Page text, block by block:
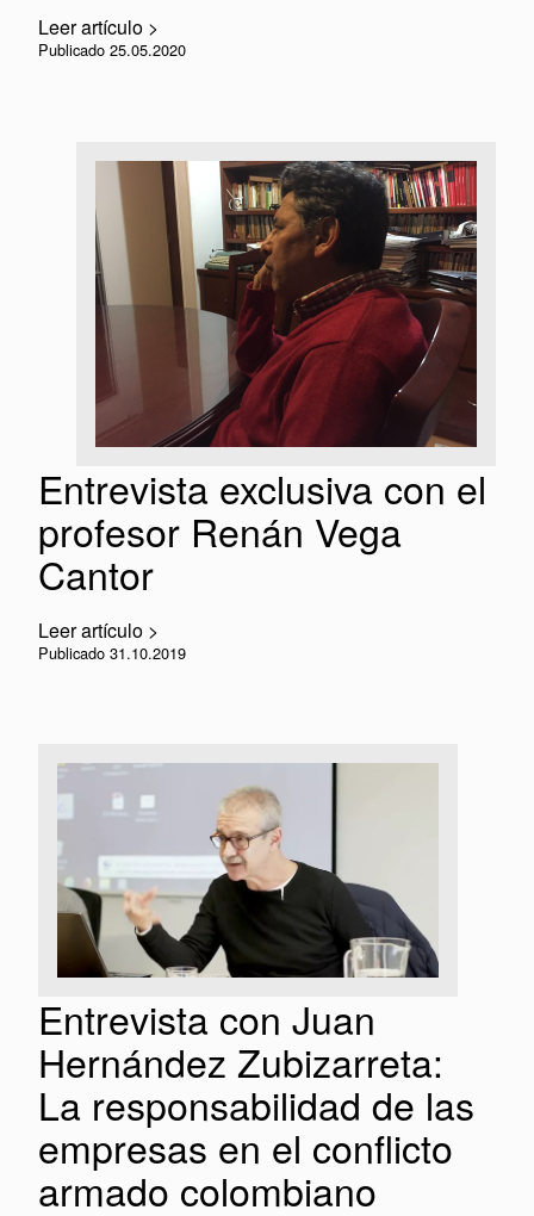
Leer artículo >
Publicado 25.05.2020
Entrevista exclusiva con el
profesor Renán Vega
Cantor
Leer artículo >
Publicado 31.10.2019
Entrevista con Juan
Hernández Zubizarreta:
La responsabilidad de las
empresas en el conflicto
armado colombiano